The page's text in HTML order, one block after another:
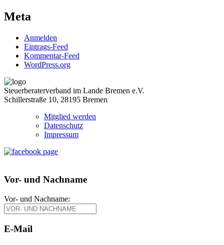
Meta
Anmelden
Eintrags-Feed
Kommentar-Feed
WordPress.org
Steuerberaterverband im Lande Bremen e.V.
Schillerstraße 10, 28195 Bremen
Mitglied werden
Datenschutz
Impressum
Vor- und Nachname
Vor- und Nachname:
E-Mail